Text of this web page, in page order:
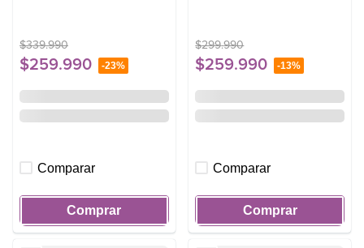
$339.990
$259.990 -23%
Comparar
Comprar
$299.990
$259.990 -13%
Comparar
Comprar